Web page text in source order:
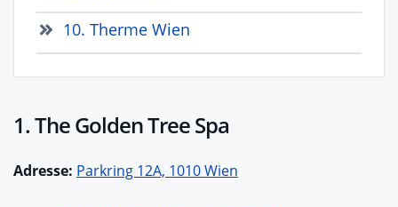
10. Therme Wien
1. The Golden Tree Spa
Adresse: Parkring 12A, 1010 Wien